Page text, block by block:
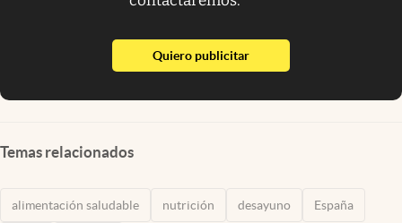
Quiero publicitarabre en nueva pestaña
Temas relacionados
alimentación saludable nutrición desayuno España